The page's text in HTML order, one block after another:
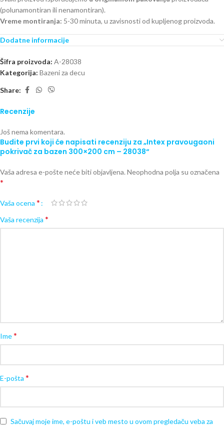
(polunamontiran ili nenamontiran).
Vreme montiranja: 5-30 minuta, u zavisnosti od kupljenog proizvoda.
Dodatne informacije
Šifra proizvoda: A-28038
Kategorija: Bazeni za decu
Share:
Recenzije
Još nema komentara.
Budite prvi koji će napisati recenziju za „Intex pravougaoni
pokrivač za bazen 300×200 cm – 28038“
Vaša adresa e-pošte neće biti objavljena. Neophodna polja su označena
*
Vaša ocena *
Vaša recenzija *
Ime*
E-pošta *
Sačuvaj moje ime, e-poštu i veb mesto u ovom pregledaču veba za